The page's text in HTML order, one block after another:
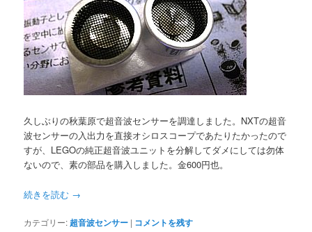
久しぶりの秋葉原で超音波センサーを調達しました。NXTの超音
波センサーの入出力を直接オシロスコープであたりたかったので
すが、LEGOの純正超音波ユニットを分解してダメにしては勿体
ないので、素の部品を購入しました。金600円也。
続きを読む →
カテゴリー:超音波センサー | コメントを残す